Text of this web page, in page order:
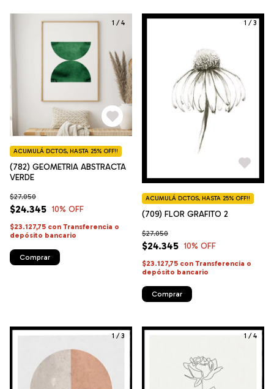
1 /4
(782) GEOMETRIA ABSTRACTA
VERDE
$24.345
$27.050
10% OFF
ACUMULÁ DCTOS, HASTA 25% OFF!!
$23.127,75 con Transferencia o
depósito bancario
Comprar
1 /3
(709) FLOR GRAFITO 2
$24.345
$27.050
10% OFF
ACUMULÁ DCTOS, HASTA 25% OFF!!
$23.127,75 con Transferencia o
depósito bancario
Comprar
1/3 1 /4